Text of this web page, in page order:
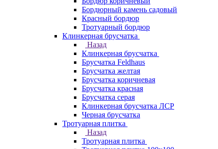
Бордюрный камень садовый
Красный бордюр
Тротуарный бордюр
Клинкерная брусчатка
Назад
Клинкерная брусчатка
Брусчатка Feldhaus
Брусчатка желтая
Брусчатка коричневая
Брусчатка красная
Брусчатка серая
Клинкерная брусчатка ЛСР
Черная брусчатка
Тротуарная плитка
Назад
Тротуарная плитка